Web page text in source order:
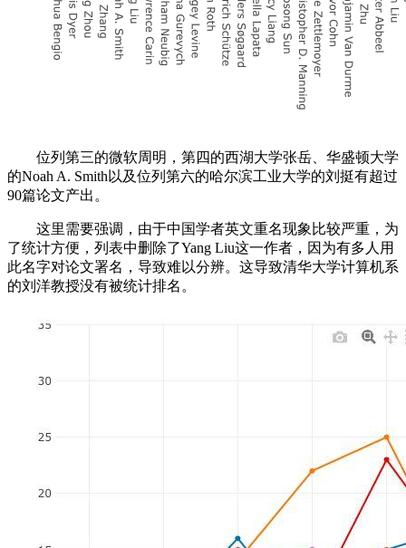
位列第三的微软周明，第四的西湖大学张岳、华盛顿大学
的Noah A. Smith以及位列第六的哈尔滨工业大学的刘挺有超过
90篇论文产出。
这里需要强调，由于中国学者英文重名现象比较严重，为
了统计方便，列表中删除了Yang Liu这一作者，因为有多人用
此名字对论文署名，导致难以分辨。这导致清华大学计算机系
的刘洋教授没有被统计排名。